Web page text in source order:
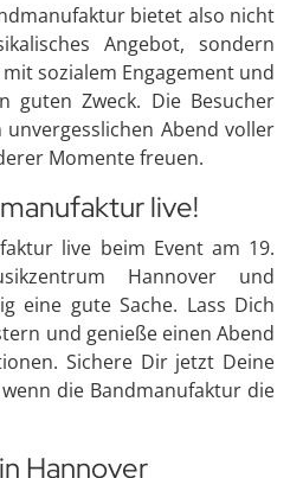
bietet also nicht
Angebot, sondern
sozialem Engagement und
guten Zweck. Die Besucher
Abend voller
Momente freuen.
live!
live beim Event am 19.
Hannover und
eine gute Sache. Lass Dich
und genieße einen Abend
Sichere Dir jetzt Deine
die Bandmanufaktur die
Hannover